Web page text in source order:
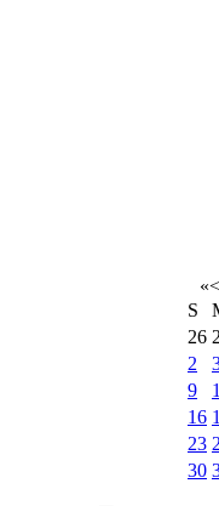
«<
S
26
2
9
16
23
30